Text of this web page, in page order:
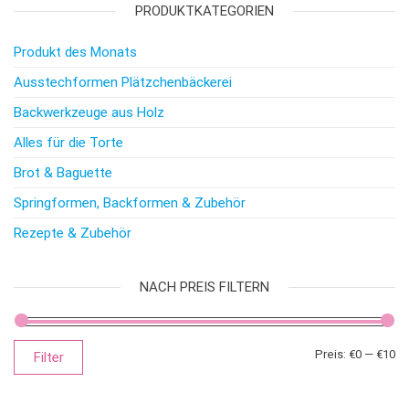
PRODUKTKATEGORIEN
Produkt des Monats
Ausstechformen Plätzchenbäckerei
Backwerkzeuge aus Holz
Alles für die Torte
Brot & Baguette
Springformen, Backformen & Zubehör
Rezepte & Zubehör
NACH PREIS FILTERN
Filter Preis: €0 — €10